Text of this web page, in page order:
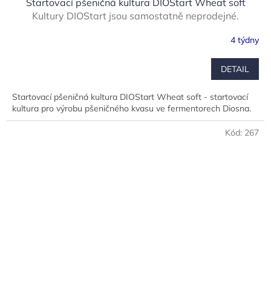
Kultury DIOStart jsou samostatně neprodejné.
se strojem pro výrobu kvasu vč. technologické4 týdny
DETAIL
Startovací pšeničná kultura DIOStart Wheat soft - startovací
kultura pro výrobu pšeničného kvasu ve fermentorech Diosna.
Kód: 267